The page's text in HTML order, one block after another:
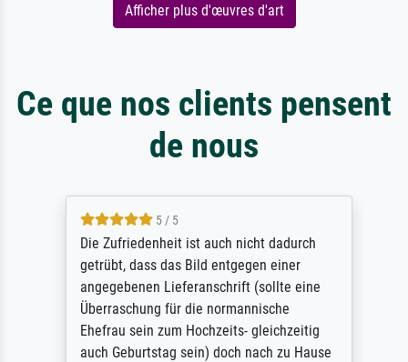
Afficher plus d'œuvres d'art
Ce que nos clients pensent
de nous
5 / 5
Die Zufriedenheit ist auch nicht dadurch
getrübt, dass das Bild entgegen einer
angegebenen Lieferanschrift (sollte eine
Überraschung für die normannische
Ehefrau sein zum Hochzeits- gleichzeitig
auch Geburtstag sein) doch nach zu Hause